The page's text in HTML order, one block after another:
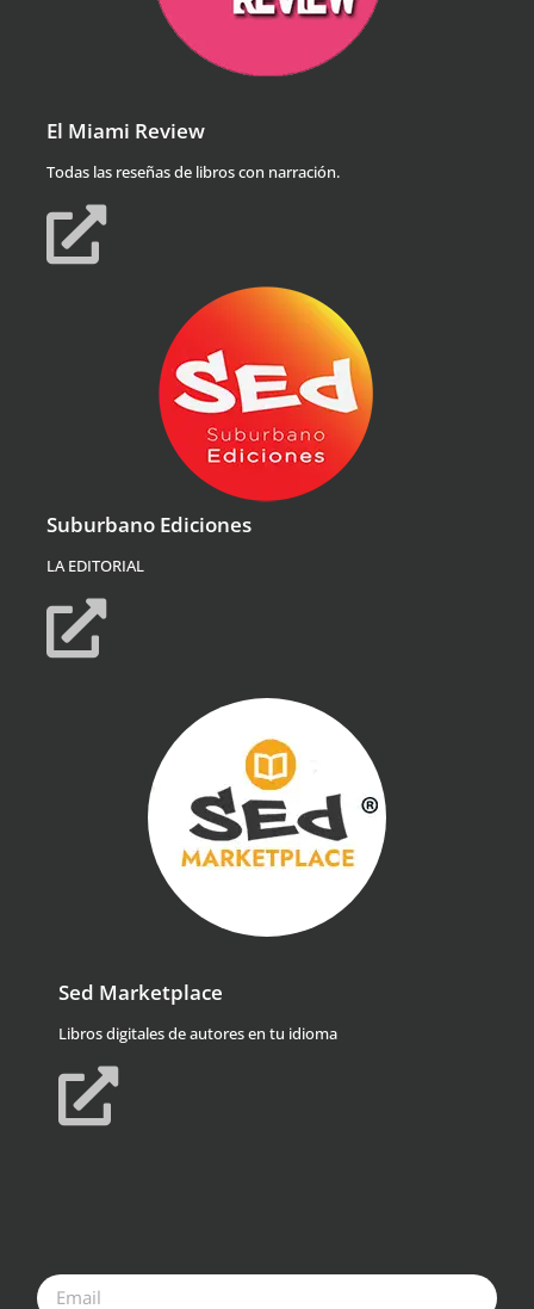
El Miami Review
Todas las reseñas de libros con narración.
Suburbano Ediciones
LA EDITORIAL
Sed Marketplace
Libros digitales de autores en tu idioma